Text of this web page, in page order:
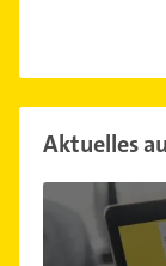
Aktuelles